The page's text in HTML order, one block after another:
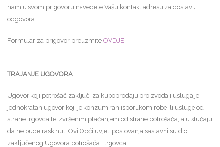
nam u svom prigovoru navedete Vašu kontakt adresu za dostavu
odgovora.
Formular za prigovor preuzmite OVDJE
TRAJANJE UGOVORA
Ugovor koji potrošač zaključi za kupoprodaju proizvoda i usluga je
jednokratan ugovor koji je konzumiran isporukom robe ili usluge od
strane trgovca te izvršenim plaćanjem od strane potrošača, a u slučaju
da ne bude raskinut. Ovi Opći uvjeti poslovanja sastavni su dio
zaključenog Ugovora potrošača i trgovca.